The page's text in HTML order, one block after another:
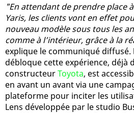
"En attendant de prendre place
Yaris, les clients vont en effet
nouveau modèle sous tous les
comme à l’intérieur, grâce à la
explique le communiqué diffusé.
débloque cette expérience, déjà
constructeurToyota, est
en avant un avant via une
plateforme pour inciter les
Lens développée par le studio